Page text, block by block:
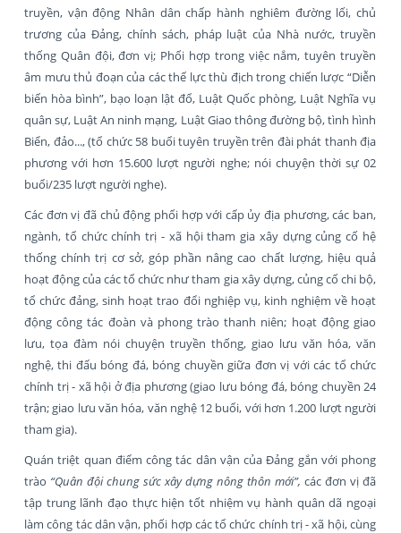
truyền, vận động Nhân dân chấp hành nghiêm đường lối, chủ
trương của Đảng, chính sách, pháp luật của Nhà nước, truyền
thống Quân đội, đơn vị; Phối hợp trong việc nắm, tuyên truyền
âm mưu thủ đoạn của các thế lực thù địch trong chiến lược “Diễn
biến hòa bình”, bạo loạn lật đổ, Luật Quốc phòng, Luật Nghĩa vụ
quân sự, Luật An ninh mạng, Luật Giao thông đường bộ, tình hình
Biển, đảo..., (tổ chức 58 buổi tuyên truyền trên đài phát thanh địa
phương với hơn 15.600 lượt người nghe; nói chuyện thời sự 02
buổi/235 lượt người nghe).
Các đơn vị đã chủ động phối hợp với cấp ủy địa phương, các ban,
ngành, tổ chức chính trị - xã hội tham gia xây dựng củng cố hệ
thống chính trị cơ sở, góp phần nâng cao chất lượng, hiệu quả
hoạt động của các tổ chức như tham gia xây dựng, củng cố chi bộ,
tổ chức đảng, sinh hoạt trao đổi nghiệp vụ, kinh nghiệm về hoạt
động công tác đoàn và phong trào thanh niên; hoạt động giao
lưu, tọa đàm nói chuyện truyền thống, giao lưu văn hóa, văn
nghệ, thi đấu bóng đá, bóng chuyền giữa đơn vị với các tổ chức
chính trị - xã hội ở địa phương (giao lưu bóng đá, bóng chuyền 24
trận; giao lưu văn hóa, văn nghệ 12 buổi, với hơn 1.200 lượt người
tham gia).
Quán triệt quan điểm công tác dân vận của Đảng gắn với phong
trào “Quân đội chung sức xây dựng nông thôn mới”, các đơn vị đã
tập trung lãnh đạo thực hiện tốt nhiệm vụ hành quân dã ngoại
làm công tác dân vận, phối hợp các tổ chức chính trị - xã hội, cùng